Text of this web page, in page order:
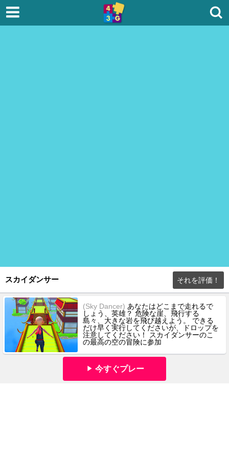
スカイダンサー それを評価！
(Sky Dancer) あなたはどこまで走れるで
しょう、英雄？ 危険な崖、飛行する
島々、大きな岩を飛び越えよう。 できる
だけ早く実行してくださいが、ドロップを
注意してください！ スカイダンサーのこ
の最高の空の冒険に参加
今すぐプレー